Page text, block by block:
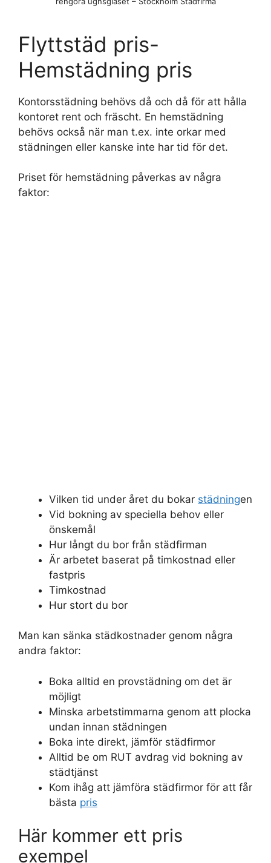
Flyttstäd pris-
Hemstädning pris
Kontorsstädning behövs då och då för att hålla
kontoret rent och fräscht. En hemstädning
behövs också när man t.ex. inte orkar med
städningen eller kanske inte har tid för det.
Priset för hemstädning påverkas av några
faktor:
Vilken tid under året du bokar städningen
Vid bokning av speciella behov eller
önskemål
Hur långt du bor från städfirman
Är arbetet baserat på timkostnad eller
fastpris
Timkostnad
Hur stort du bor
Man kan sänka städkostnader genom några
andra faktor:
Boka alltid en provstädning om det är
möjligt
Minska arbetstimmarna genom att plocka
undan innan städningen
Boka inte direkt, jämför städfirmor
Alltid be om RUT avdrag vid bokning av
städtjänst
Kom ihåg att jämföra städfirmor för att får
bästa pris
Här kommer ett pris
exempel